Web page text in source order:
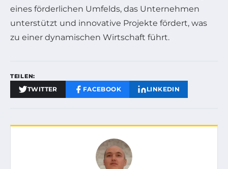
eines förderlichen Umfelds, das Unternehmen
unterstützt und innovative Projekte fördert, was
zu einer dynamischen Wirtschaft führt.
TEILEN:
TWITTER FACEBOOK LINKEDIN